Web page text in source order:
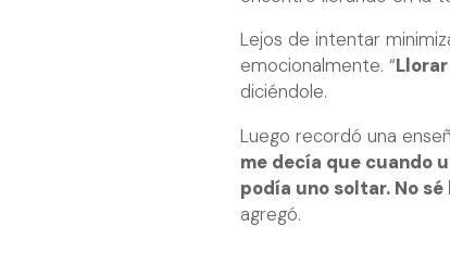
Lejos de intentar
emocionalmente. “
diciéndole.
Luego recordó una
me decía que cuando
podía uno soltar. No
agregó.